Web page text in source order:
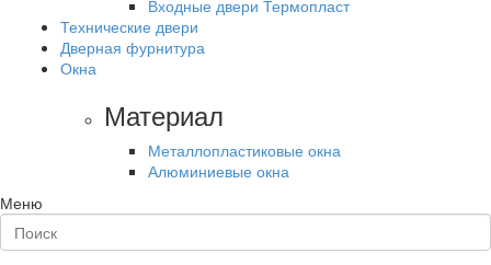
Входные двери Термопласт
Технические двери
Дверная фурнитура
Окна
Материал
Металлопластиковые окна
Алюминиевые окна
Меню